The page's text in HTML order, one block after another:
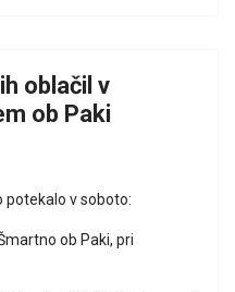
oblačil v
ob Paki
potekalo v soboto:
ob Paki, pri